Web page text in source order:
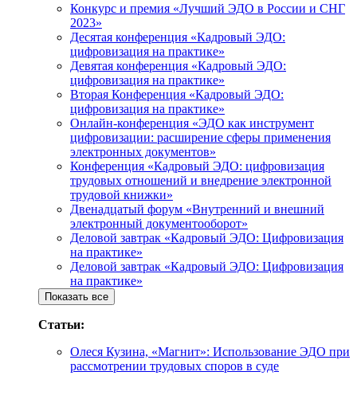
Конкурс и премия «Лучший ЭДО в России и СНГ
2023»
Десятая конференция «Кадровый ЭДО:
цифровизация на практике»
Девятая конференция «Кадровый ЭДО:
цифровизация на практике»
Вторая Конференция «Кадровый ЭДО:
цифровизация на практике»
Онлайн-конференция «ЭДО как инструмент
цифровизации: расширение сферы применения
электронных документов»
Конференция «Кадровый ЭДО: цифровизация
трудовых отношений и внедрение электронной
трудовой книжки»
Двенадцатый форум «Внутренний и внешний
электронный документооборот»
Деловой завтрак «Кадровый ЭДО: Цифровизация
на практике»
Деловой завтрак «Кадровый ЭДО: Цифровизация
на практике»
Показать все
Статьи:
Олеся Кузина, «Магнит»: Использование ЭДО при
рассмотрении трудовых споров в суде